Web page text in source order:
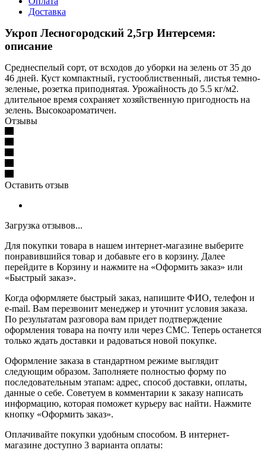
Доставка
Укроп Лесногородский 2,5гр Интерсемя:
описание
Среднеспелый сорт, от всходов до уборки на зелень от 35 до
46 дней. Куст компактный, густооблиственный, листья темно-
зеленые, розетка приподнятая. Урожайность до 5.5 кг/м2.
длительное время сохраняет хозяйственную пригодность на
зелень. Высокоароматичен.
Отзывы
Оставить отзыв
Загрузка отзывов...
Для покупки товара в нашем интернет-магазине выберите
понравившийся товар и добавьте его в корзину. Далее
перейдите в Корзину и нажмите на «Оформить заказ» или
«Быстрый заказ».
Когда оформляете быстрый заказ, напишите ФИО, телефон и
e-mail. Вам перезвонит менеджер и уточнит условия заказа.
По результатам разговора вам придет подтверждение
оформления товара на почту или через СМС. Теперь останется
только ждать доставки и радоваться новой покупке.
Оформление заказа в стандартном режиме выглядит
следующим образом. Заполняете полностью форму по
последовательным этапам: адрес, способ доставки, оплаты,
данные о себе. Советуем в комментарии к заказу написать
информацию, которая поможет курьеру вас найти. Нажмите
кнопку «Оформить заказ».
Оплачивайте покупки удобным способом. В интернет-
магазине доступно 3 варианта оплаты: